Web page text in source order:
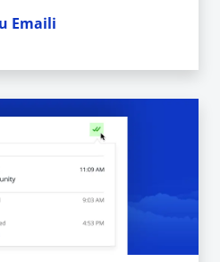
Emaili